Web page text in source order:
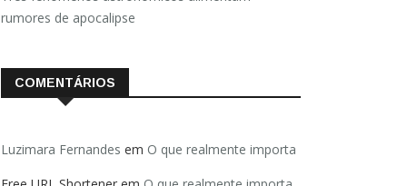
rumores de apocalipse
COMENTÁRIOS
Luzimara Fernandes em O que realmente importa